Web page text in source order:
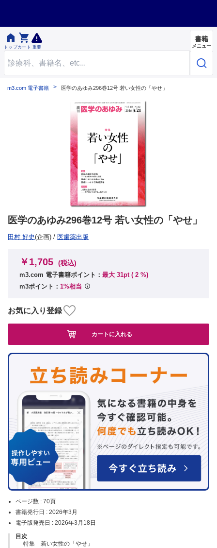

トップ

カート 重要
書籍
メニュー
m3.com 電子書籍 医学のあゆみ296巻12号 若い女性の「やせ」
医学のあゆみ296巻12号 若い女性の「やせ」
田村 好史(企画) / 医歯薬出版
ページ数 : 70頁
書籍発行日 : 2026年3月
電子版発売日 : 2026年3月18日
目次
特集 若い女性の「やせ」
￥1,705 (税込)
m3.com 電子書籍ポイント： 最大 31pt ( 2 %)
m3ポイント： 1%相当
お気に入り登録
カートに入れる